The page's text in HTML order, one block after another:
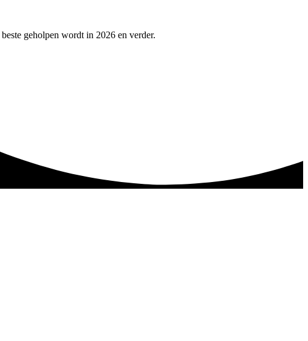
geholpen wordt in 2026 en verder.